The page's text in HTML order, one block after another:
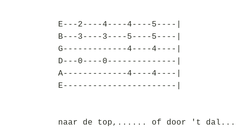
E---2----4----4----5----|
B---3----3----5----5----|
G-------------4----4----|
D---0----0--------------|
A-------------4----4----|
E-----------------------|
naar de top,...... of door 't